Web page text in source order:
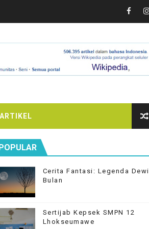
ARTIKEL
POPULAR
Cerita Fantasi: Legenda Dewi
Bulan
Sertijab Kepsek SMPN 12
Lhokseumawe